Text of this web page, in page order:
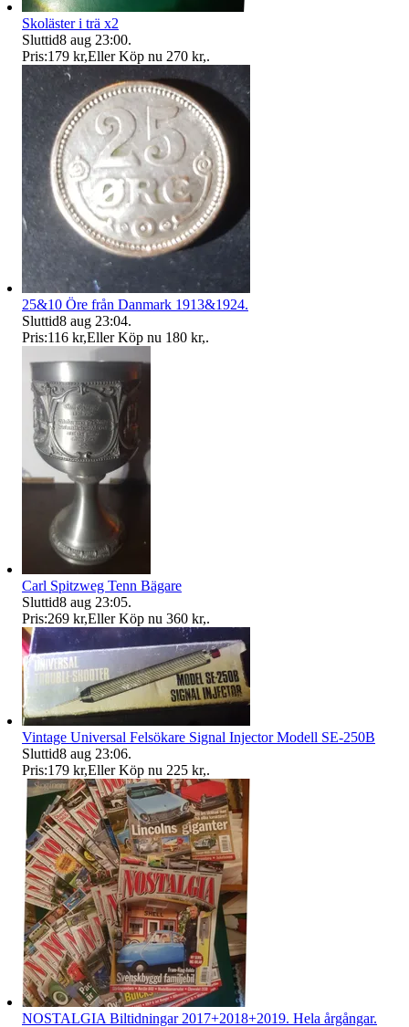
Skoläster i trä x2
Sluttid8 aug 23:00.
Pris:179 kr,Eller Köp nu 270 kr,.
25&10 Öre från Danmark 1913&1924.
Sluttid8 aug 23:04.
Pris:116 kr,Eller Köp nu 180 kr,.
Carl Spitzweg Tenn Bägare
Sluttid8 aug 23:05.
Pris:269 kr,Eller Köp nu 360 kr,.
Vintage Universal Felsökare Signal Injector Modell SE-250B
Sluttid8 aug 23:06.
Pris:179 kr,Eller Köp nu 225 kr,.
NOSTALGIA Biltidningar 2017+2018+2019. Hela årgångar.